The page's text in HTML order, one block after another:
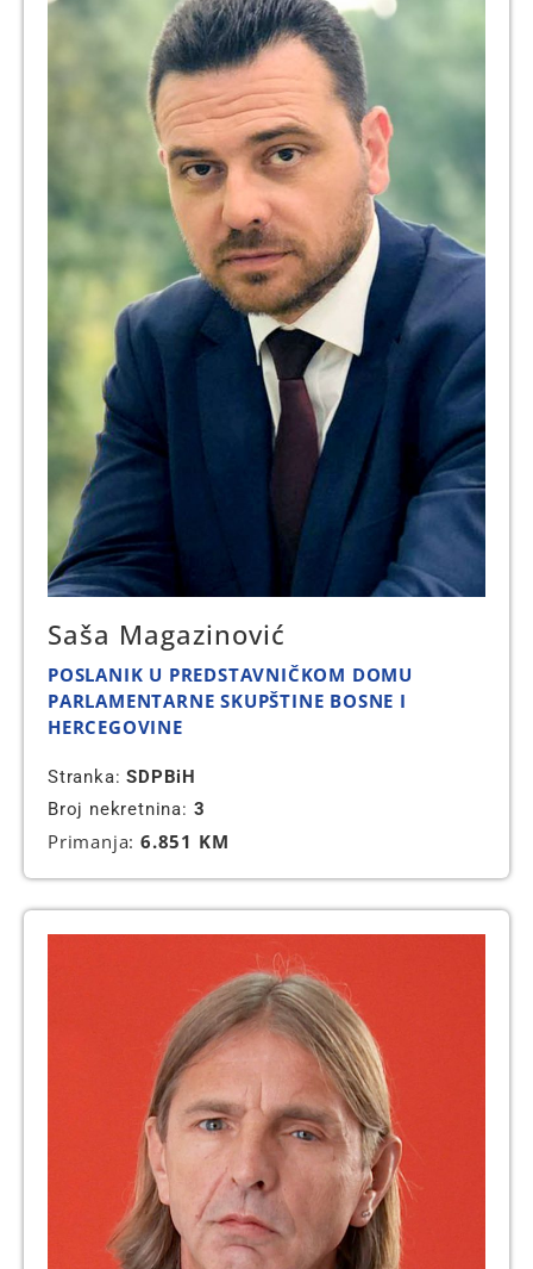
Saša Magazinović
POSLANIK U PREDSTAVNIČKOM DOMU
PARLAMENTARNE SKUPŠTINE BOSNE I
HERCEGOVINE
Stranka:SDPBiH
Broj nekretnina: 3
Primanja: 6.851 KM